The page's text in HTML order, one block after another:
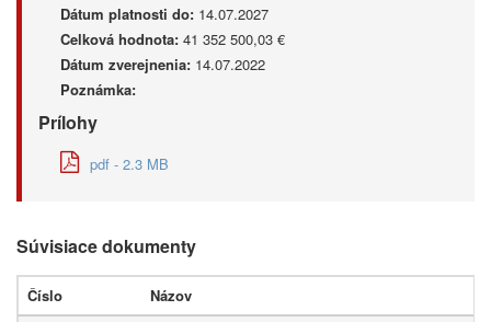
Dátum platnosti do: 14.07.2027
Celková hodnota: 41 352 500,03 €
Dátum zverejnenia: 14.07.2022
Poznámka:
Prílohy
pdf - 2.3 MB
Súvisiace dokumenty
Číslo
Názov